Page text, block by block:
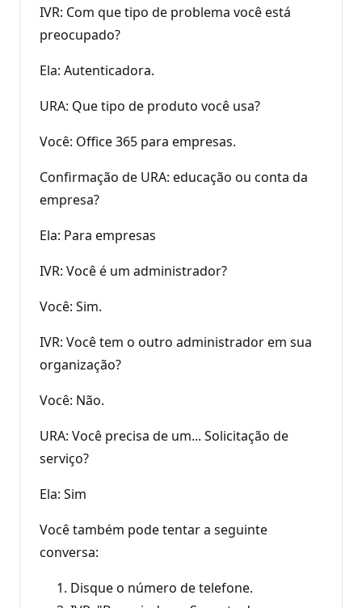
IVR: Com que tipo de problema você está
preocupado?
Ela: Autenticadora.
URA: Que tipo de produto você usa?
Você: Office 365 para empresas.
Confirmação de URA: educação ou conta da
empresa?
Ela: Para empresas
IVR: Você é um administrador?
Você: Sim.
IVR: Você tem o outro administrador em sua
organização?
Você: Não.
URA: Você precisa de um... Solicitação de
serviço?
Ela: Sim
Você também pode tentar a seguinte
conversa:
Disque o número de telefone.